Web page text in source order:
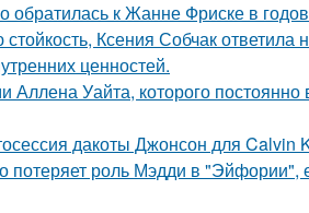
обратилась к Жанне Фриске в
Ксения Собчак
ценностей.
Аллена Уайта, которого
дакоты Джонсон для Calvin
потеряет роль Мэдди в "Эйфории",